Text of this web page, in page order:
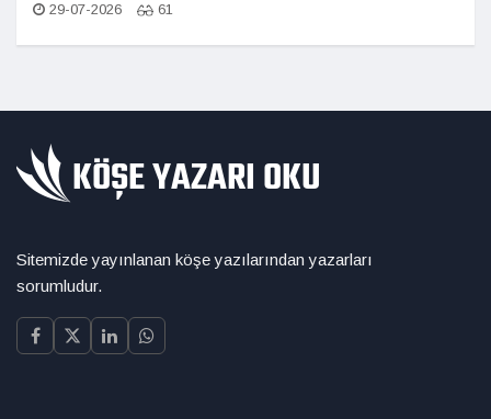
29-07-2026 61
Sitemizde yayınlanan köşe yazılarından yazarları
sorumludur.